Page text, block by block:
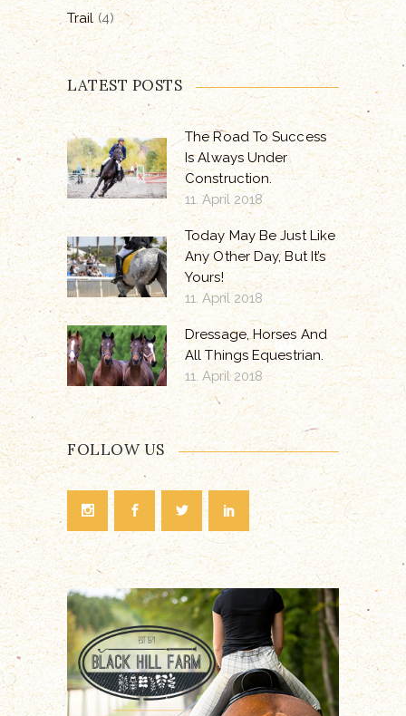
Trail(4)
LATEST POSTS
The Road To Success
Is Always Under
Construction.
11. April 2018
Today May Be Just Like
Any Other Day, But It’s
Yours!
11. April 2018
Dressage, Horses And
All Things Equestrian.
11. April 2018
FOLLOW US